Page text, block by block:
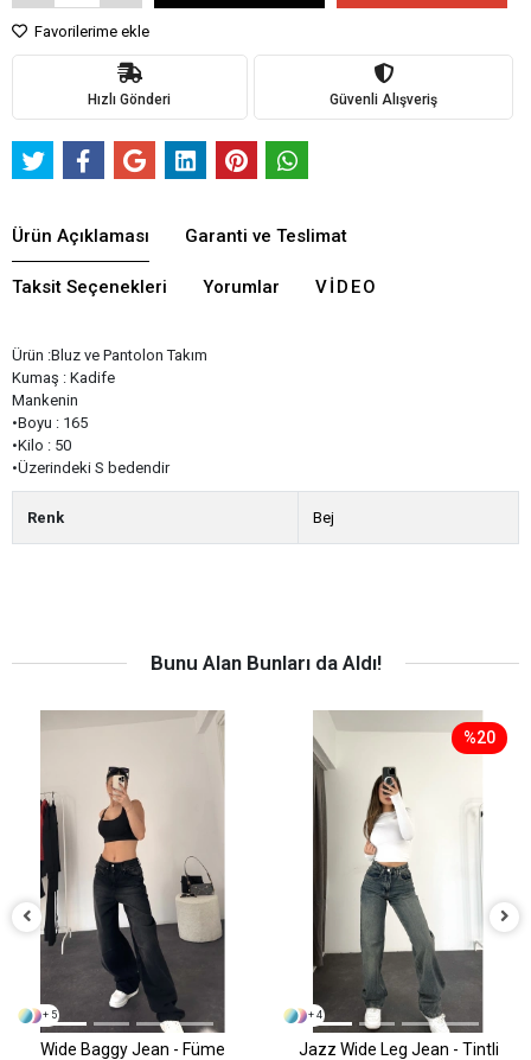
Favorilerime ekle
Hızlı Gönderi Güvenli Alışveriş
Ürün Açıklaması Garanti ve Teslimat
Taksit Seçenekleri Yorumlar VIDEO
Ürün :Bluz ve Pantolon Takım
Kumaş : Kadife
Mankenin
•Boyu : 165
•Kilo : 50
•Üzerindeki S bedendir
Renk Bej
Bunu Alan Bunları da Aldı!
+ 5
Wide Baggy Jean - Füme
%20
+ 4
Jazz Wide Leg Jean - Tintli